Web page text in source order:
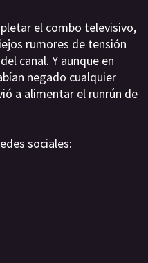
el combo televisivo,
rumores de tensión
canal. Y aunque en
negado cualquier
a alimentar el runrún de
sociales: